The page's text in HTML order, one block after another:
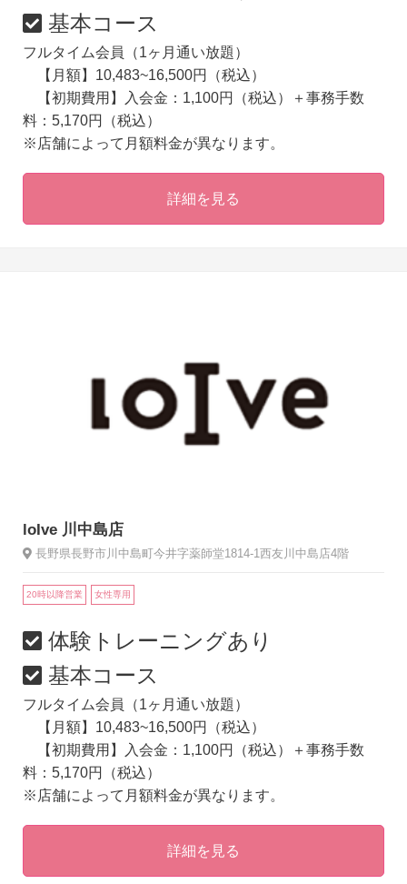
基本コース
フルタイム会員（1ヶ月通い放題）
【月額】10,483~16,500円（税込）
【初期費用】入会金：1,100円（税込）＋事務手数
料：5,170円（税込）
※店舗によって月額料金が異なります。
詳細を見る
loIve 川中島店
長野県長野市川中島町今井字薬師堂1814-1西友川中島店4階
20時以降営業 女性専用
体験トレーニングあり
基本コース
フルタイム会員（1ヶ月通い放題）
【月額】10,483~16,500円（税込）
【初期費用】入会金：1,100円（税込）＋事務手数
料：5,170円（税込）
※店舗によって月額料金が異なります。
詳細を見る